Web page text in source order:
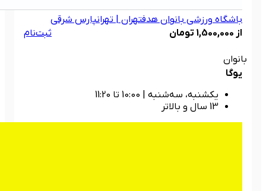
باشگاه ورزشی بانوان هدفتهران | تهرانپارس شرقی
از 1,500,000 تومان
ثبت‌نام
بانوان
یوگا
یکشنبه، سه‌شنبه
10:00 تا 11:20
13 سال و بالاتر